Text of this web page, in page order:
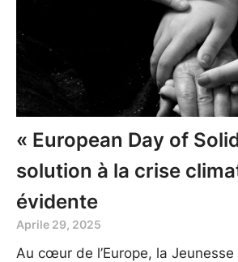
« European Day of
solution à la crise
évidente
Aprile 29, 2025
Au cœur de l’Europe, la